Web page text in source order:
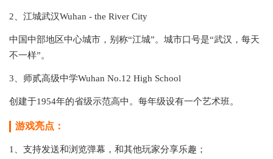
2、江城武汉Wuhan - the River City
中国中部地区中心城市，别称“江城”。城市口号是“武汉，每天
不一样”。
3、师贰高级中学Wuhan No.12 High School
创建于1954年的省级示范高中。每年级设有一个艺术班。
游戏亮点：
1、支持发送和浏览弹幕，和其他玩家分享乐趣；